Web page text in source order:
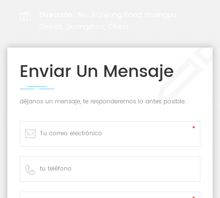
Enviar Un Mensaje
déjanos un mensaje, te responderemos lo antes posible.